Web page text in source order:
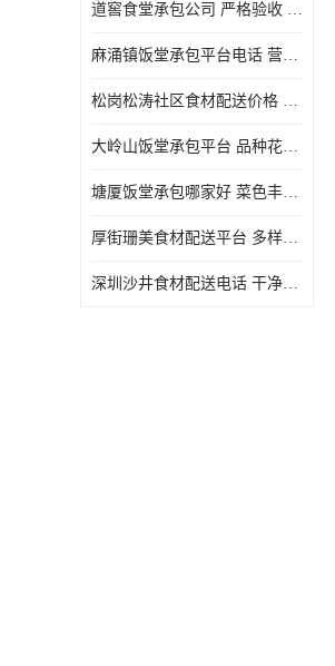
道窖食堂承包公司 严格验收 维持供膳品质稳定
麻涌镇饭堂承包平台电话 营养均衡 定期推出新菜式
松岗松涛社区食材配送价格 搭配均匀 菜式品种类别多
大岭山饭堂承包平台 品种花样丰富 定期推出新菜式
塘厦饭堂承包哪家好 菜色丰富 大幅度降低食材成本
厚街珊美食材配送平台 多样化选择 提高膳食质量
深圳沙井食材配送电话 干净卫生 无需亲自管理